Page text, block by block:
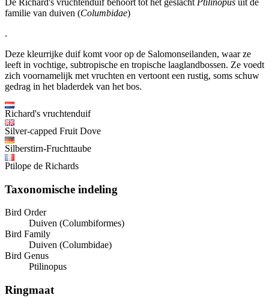
De Richard's vruchtenduif behoort tot het geslacht Ptilinopus uit de
familie van duiven (Columbidae)
.
Deze kleurrijke duif komt voor op de Salomonseilanden, waar ze
leeft in vochtige, subtropische en tropische laaglandbossen. Ze voedt
zich voornamelijk met vruchten en vertoont een rustig, soms schuw
gedrag in het bladerdek van het bos.
Richard's vruchtenduif
Silver-capped Fruit Dove
Silberstirn-Fruchttaube
Ptilope de Richards
Taxonomische indeling
Bird Order
Duiven (Columbiformes)
Bird Family
Duiven (Columbidae)
Bird Genus
Ptilinopus
Ringmaat